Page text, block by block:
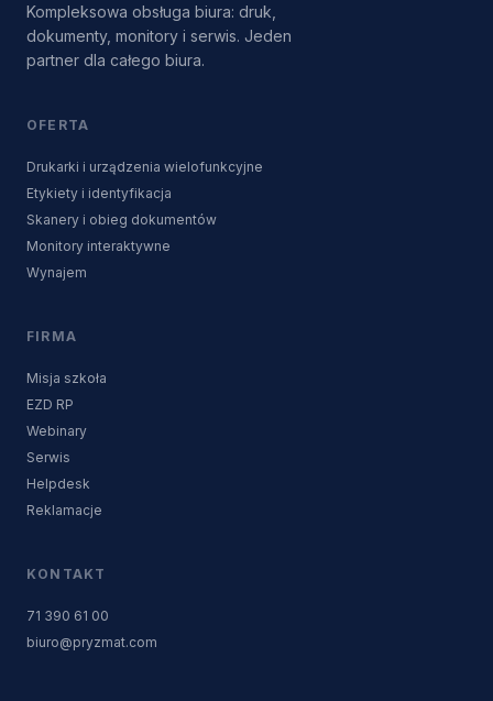
Kompleksowa obsługa biura: druk,
dokumenty, monitory i serwis. Jeden
partner dla całego biura.
OFERTA
Drukarki i urządzenia wielofunkcyjne
Etykiety i identyfikacja
Skanery i obieg dokumentów
Monitory interaktywne
Wynajem
FIRMA
Misja szkoła
EZD RP
Webinary
Serwis
Helpdesk
Reklamacje
KONTAKT
71 390 61 00
biuro@pryzmat.com